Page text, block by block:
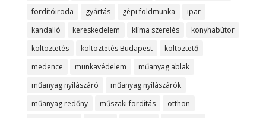
fordítóiroda
gyártás gépi földmunka
ipar
kandalló
kereskedelem klíma szerelés
konyhabútor
költöztetés
költöztetés Budapest
költöztető
medence
munkavédelem
műanyag ablak
műanyag nyílászáró
műanyag nyílászárók
műanyag redőny
műszaki fordítás
otthon